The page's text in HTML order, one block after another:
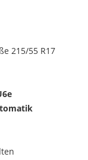
215/55 R17